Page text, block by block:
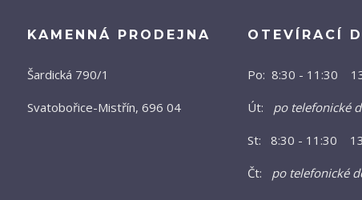
KAMENNÁ PRODEJNA
Šardická 790/1
Svatobořice-Mistřín, 696 04
OTEVÍRACÍ
Po: 8:30 - 11:30
Út: po telefonické
St: 8:30 - 11:30
Čt: po telefonické